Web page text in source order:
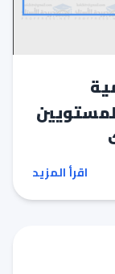
الثاني من الوحدة 1المستويين
اقرأ المزيد